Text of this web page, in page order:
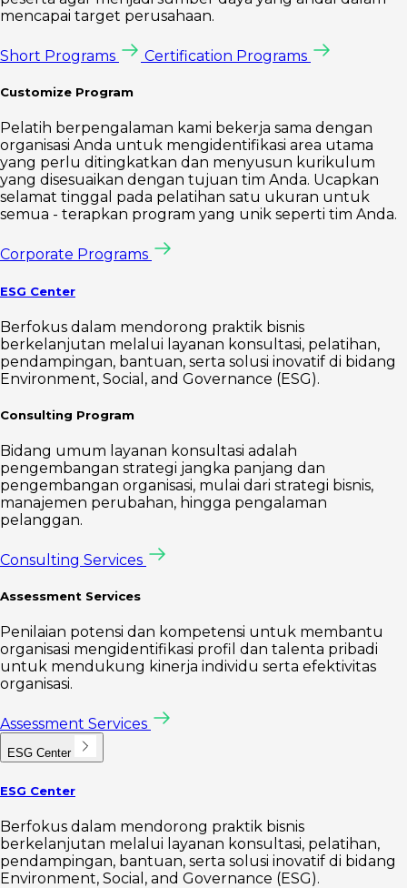
mencapai target perusahaan.
Short Programs Certification Programs
Customize Program
Pelatih berpengalaman kami bekerja sama dengan
organisasi Anda untuk mengidentifikasi area utama
yang perlu ditingkatkan dan menyusun kurikulum
yang disesuaikan dengan tujuan tim Anda. Ucapkan
selamat tinggal pada pelatihan satu ukuran untuk
semua - terapkan program yang unik seperti tim Anda.
Corporate Programs
ESG Center
Berfokus dalam mendorong praktik bisnis
berkelanjutan melalui layanan konsultasi, pelatihan,
pendampingan, bantuan, serta solusi inovatif di bidang
Environment, Social, and Governance (ESG).
Consulting Program
Bidang umum layanan konsultasi adalah
pengembangan strategi jangka panjang dan
pengembangan organisasi, mulai dari strategi bisnis,
manajemen perubahan, hingga pengalaman
pelanggan.
Consulting Services
Assessment Services
Penilaian potensi dan kompetensi untuk membantu
organisasi mengidentifikasi profil dan talenta pribadi
untuk mendukung kinerja individu serta efektivitas
organisasi.
Assessment Services
ESG Center
ESG Center
Berfokus dalam mendorong praktik bisnis
berkelanjutan melalui layanan konsultasi, pelatihan,
pendampingan, bantuan, serta solusi inovatif di bidang
Environment, Social, and Governance (ESG).